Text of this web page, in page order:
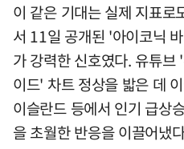
이 같은 기대는 실제 지표로
서 11일 공개된 '아이코닉
가 강력한 신호였다. 유튜
이드' 차트 정상을 밟은 데
이슬란드 등에서 인기 급상
을 초월한 반응을 이끌어냈